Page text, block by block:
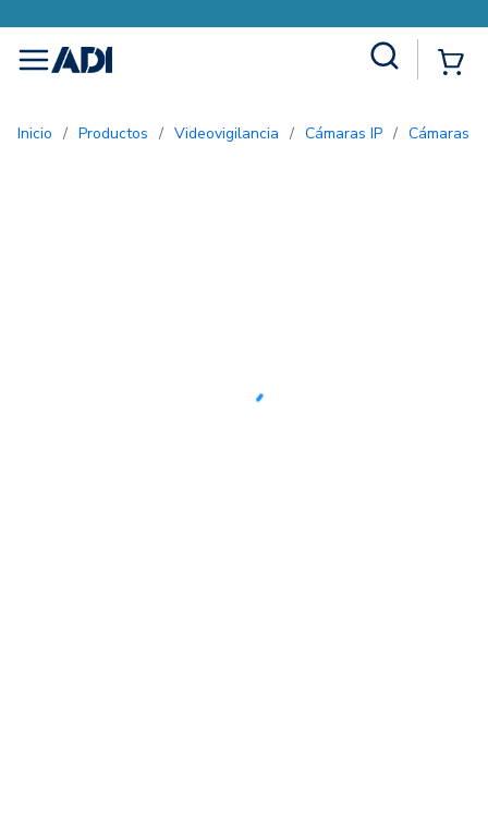
menu
Inicio / Productos / Videovigilancia / Cámaras IP / Cámaras